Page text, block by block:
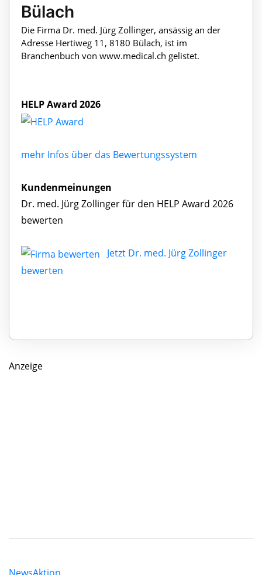
Bülach
Die Firma Dr. med. Jürg Zollinger, ansässig an der
Adresse Hertiweg 11, 8180 Bülach, ist im
Branchenbuch von www.medical.ch gelistet.
HELP Award 2026
mehr Infos über das Bewertungssystem
Kundenmeinungen
Dr. med. Jürg Zollinger für den HELP Award 2026
bewerten
Jetzt Dr. med. Jürg Zollinger
bewerten
Anzeige
NewsAktion